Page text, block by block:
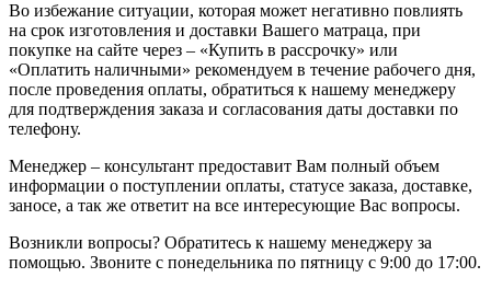
Во избежание ситуации, которая может негативно повлиять
на срок изготовления и доставки Вашего матраца, при
покупке на сайте через – «Купить в рассрочку» или
«Оплатить наличными» рекомендуем в течение рабочего дня,
после проведения оплаты, обратиться к нашему менеджеру
для подтверждения заказа и согласования даты доставки по
телефону.
Менеджер – консультант предоставит Вам полный объем
информации о поступлении оплаты, статусе заказа, доставке,
заносе, а так же ответит на все интересующие Вас вопросы.
Возникли вопросы? Обратитесь к нашему менеджеру за
помощью. Звоните с понедельника по пятницу с 9:00 до 17:00.